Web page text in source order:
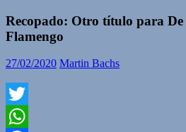
Recopado: Otro título para De
Flamengo
27/02/2020 Martin Bachs
Twitter